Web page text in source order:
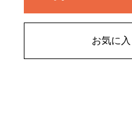
お気に